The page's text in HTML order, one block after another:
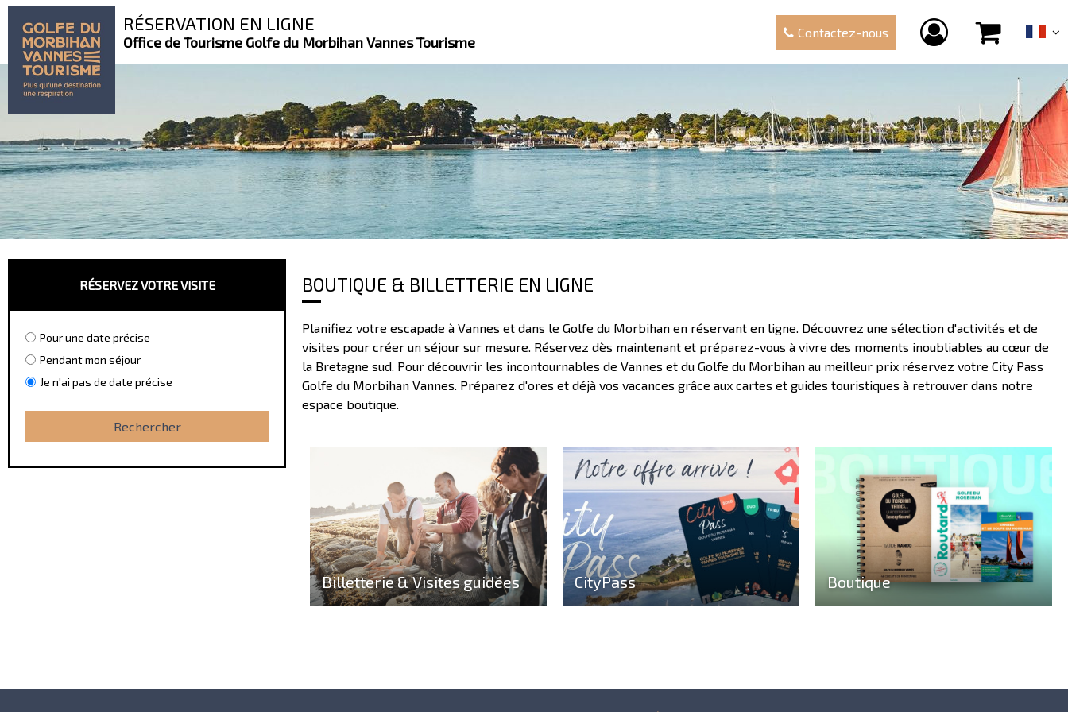
RÉSERVATION EN LIGNE
Office de Tourisme Golfe du Morbihan Vannes Tourisme
Contactez-nous
RÉSERVEZ VOTRE VISITE
Pour une date précise
Pendant mon séjour
Je n'ai pas de date précise
BOUTIQUE & BILLETTERIE EN LIGNE
Planifiez votre escapade à Vannes et dans le Golfe du Morbihan en réservant en ligne. Découvrez une sélection d'activités et de
visites pour créer un séjour sur mesure. Réservez dès maintenant et préparez-vous à vivre des moments inoubliables au cœur de
la Bretagne sud. Pour découvrir les incontournables de Vannes et du Golfe du Morbihan au meilleur prix réservez votre City Pass
Golfe du Morbihan Vannes. Préparez d'ores et déjà vos vacances grâce aux cartes et guides touristiques à retrouver dans notre
espace boutique.
Billetterie & Visites guidées CityPass Boutique